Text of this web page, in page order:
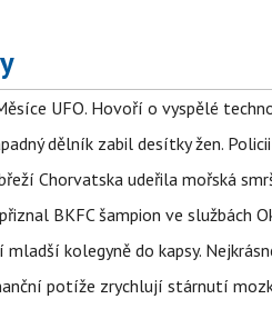
UFO. Hovoří o vyspělé
dělník zabil desítky žen.
Chorvatska udeřila mořská
BKFC šampion ve službách
kolegyně do kapsy.
potíže zrychlují stárnutí